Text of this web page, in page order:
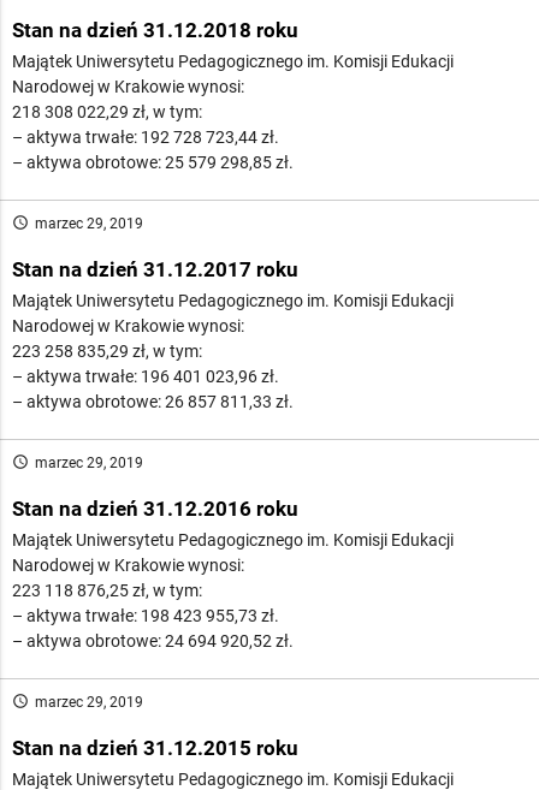
Stan na dzień 31.12.2018 roku
Majątek Uniwersytetu Pedagogicznego im. Komisji Edukacji
Narodowej w Krakowie wynosi:
218 308 022,29 zł, w tym:
– aktywa trwałe: 192 728 723,44 zł.
– aktywa obrotowe: 25 579 298,85 zł.
access_time marzec 29, 2019
Stan na dzień 31.12.2017 roku
Majątek Uniwersytetu Pedagogicznego im. Komisji Edukacji
Narodowej w Krakowie wynosi:
223 258 835,29 zł, w tym:
– aktywa trwałe: 196 401 023,96 zł.
– aktywa obrotowe: 26 857 811,33 zł.
access_time marzec 29, 2019
Stan na dzień 31.12.2016 roku
Majątek Uniwersytetu Pedagogicznego im. Komisji Edukacji
Narodowej w Krakowie wynosi:
223 118 876,25 zł, w tym:
– aktywa trwałe: 198 423 955,73 zł.
– aktywa obrotowe: 24 694 920,52 zł.
access_time marzec 29, 2019
Stan na dzień 31.12.2015 roku
Majątek Uniwersytetu Pedagogicznego im. Komisji Edukacji